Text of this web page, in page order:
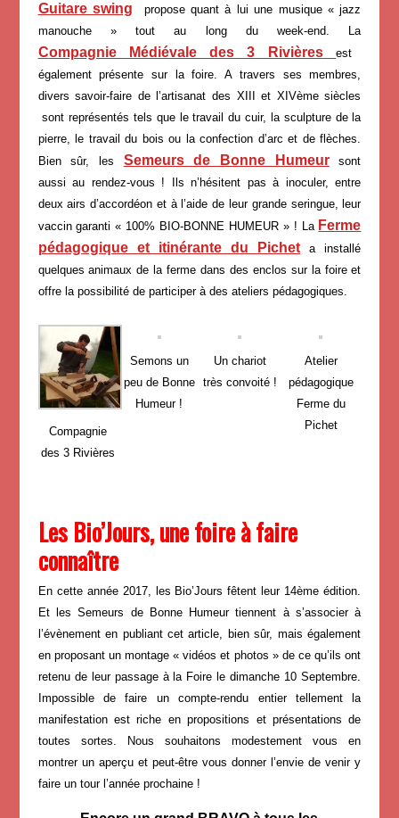
Guitare swing propose quant à lui une musique « jazz
manouche » tout au long du week-end. La
Compagnie Médiévale des 3 Rivières
est
également présente sur la foire. A travers ses membres,
divers savoir-faire de l’artisanat des XIII et XIVème siècles
sont représentés tels que le travail du cuir, la sculpture de la
pierre, le travail du bois ou la confection d’arc et de flèches.
Bien sûr, les Semeurs de Bonne Humeursont
aussi au rendez-vous ! Ils n’hésitent pas à inoculer, entre
deux airs d’accordéon et à l’aide de leur grande seringue, leur
vaccin garanti « 100% BIO-BONNE HUMEUR » ! La Ferme
pédagogique et itinérante du Picheta installé
quelques animaux de la ferme dans des enclos sur la foire et
offre la possibilité de participer à des ateliers pédagogiques.
Compagnie
des 3 Rivières
Semons un
peu de Bonne
Humeur !
Un chariot
très convoité !
Atelier
pédagogique
Ferme du
Pichet
Les Bio’Jours, une foire à faire
connaître
En cette année 2017, les Bio’Jours fêtent leur 14ème édition.
Et les Semeurs de Bonne Humeur tiennent à s’associer à
l’évènement en publiant cet article, bien sûr, mais également
en proposant un montage « vidéos et photos » de ce qu’ils ont
retenu de leur passage à la Foire le dimanche 10 Septembre.
Impossible de faire un compte-rendu entier tellement la
manifestation est riche en propositions et présentations de
toutes sortes. Nous souhaitons modestement vous en
montrer un aperçu et peut-être vous donner l’envie de venir y
faire un tour l’année prochaine !